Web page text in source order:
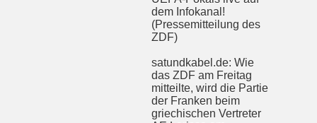
dem Infokanal!
(Pressemitteilung des
ZDF)
satundkabel.de: Wie
das ZDF am Freitag
mitteilte, wird die Partie
der Franken beim
griechischen Vertreter